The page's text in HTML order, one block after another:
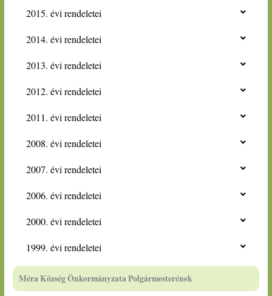
2015. évi rendeletei
2014. évi rendeletei
2013. évi rendeletei
2012. évi rendeletei
2011. évi rendeletei
2008. évi rendeletei
2007. évi rendeletei
2006. évi rendeletei
2000. évi rendeletei
1999. évi rendeletei
Méra Község Önkormányzata Polgármesterének